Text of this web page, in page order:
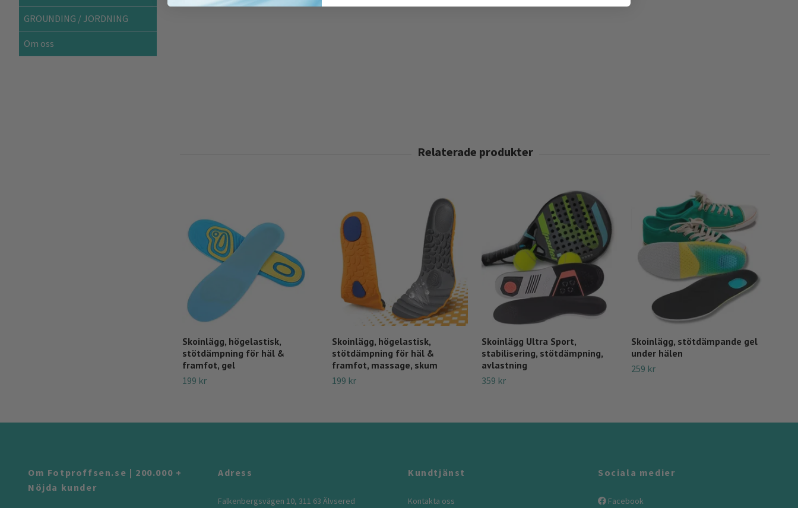
GROUNDING / JORDNING
Om oss
Skoinlägg, högelastisk,
stötdämpning för häl &
framfot, gel
199 kr
Skoinlägg, högelastisk,
stötdämpning för häl &
framfot, massage, skum
199 kr
Skoinlägg Ultra Sport,
stabilisering, stötdämpning,
avlastning
359 kr
Skoinlägg, stötdämpande gel
under hälen
259 kr
Om Fotproffsen.se | 200.000 +
Nöjda kunder
Adress
Falkenbergsvägen 10, 311 63 Älvsered
Kundtjänst
Kontakta oss
Sociala medier
Facebook